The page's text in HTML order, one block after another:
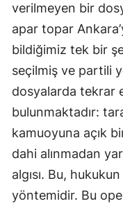
verilmeyen bir
apar topar
bildiğimiz tek bir
seçilmiş ve partili
dosyalarda tekrar
bulunmaktadır:
kamuoyuna açık
dahi alınmadan
algısı. Bu,
yöntemidir. Bu